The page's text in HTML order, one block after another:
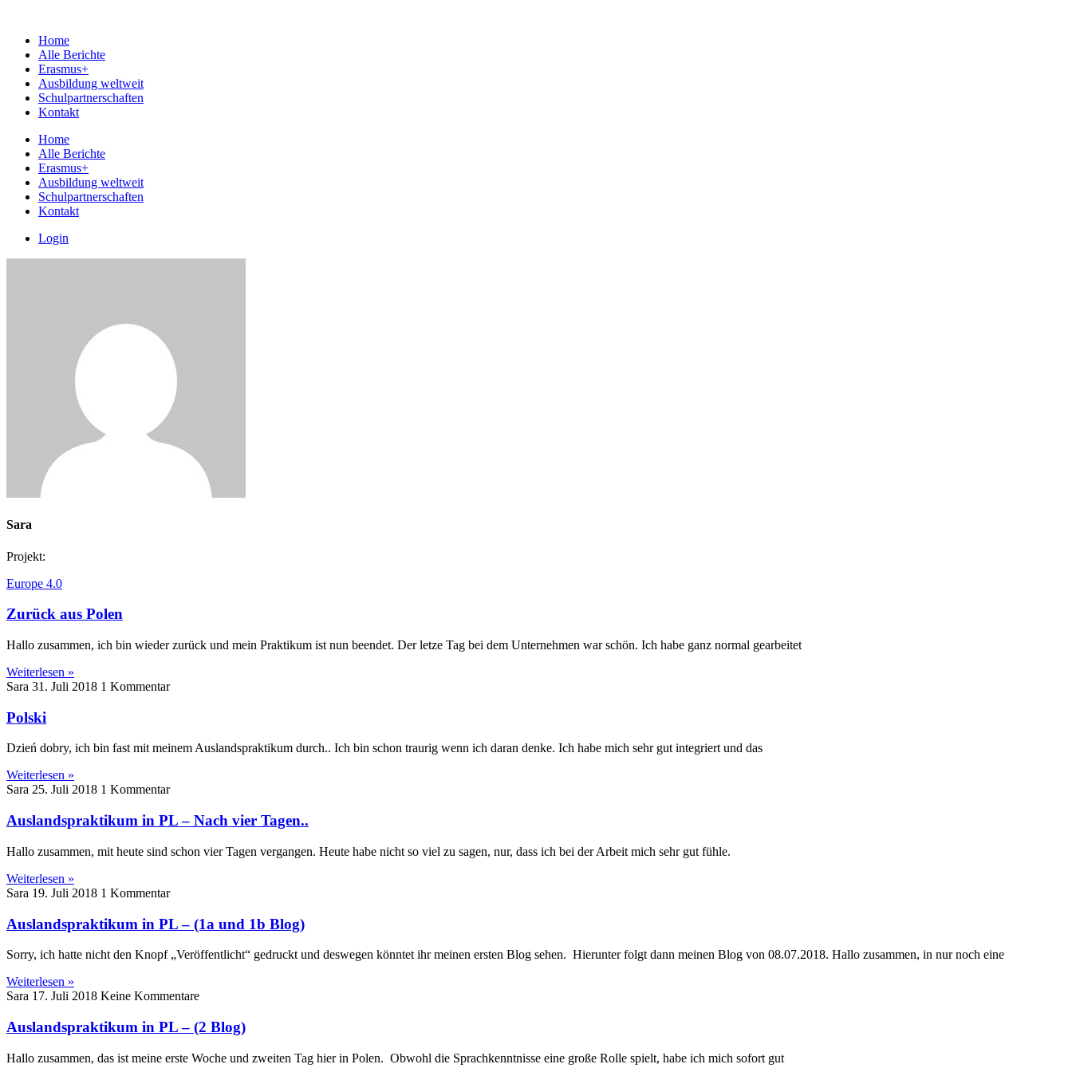
Home
Alle Berichte
Erasmus+
Ausbildung weltweit
Schulpartnerschaften
Kontakt
Home
Alle Berichte
Erasmus+
Ausbildung weltweit
Schulpartnerschaften
Kontakt
Login
Sara
Projekt:
Europe 4.0
Zurück aus Polen
Hallo zusammen, ich bin wieder zurück und mein Praktikum ist nun beendet. Der letze Tag bei dem Unternehmen war schön. Ich habe ganz normal gearbeitet
Weiterlesen »
Sara 31. Juli 2018 1 Kommentar
Polski
Dzień dobry, ich bin fast mit meinem Auslandspraktikum durch.. Ich bin schon traurig wenn ich daran denke. Ich habe mich sehr gut integriert und das
Weiterlesen »
Sara 25. Juli 2018 1 Kommentar
Auslandspraktikum in PL – Nach vier Tagen..
Hallo zusammen, mit heute sind schon vier Tagen vergangen. Heute habe nicht so viel zu sagen, nur, dass ich bei der Arbeit mich sehr gut fühle.
Weiterlesen »
Sara 19. Juli 2018 1 Kommentar
Auslandspraktikum in PL – (1a und 1b Blog)
Sorry, ich hatte nicht den Knopf „Veröffentlicht“ gedruckt und deswegen könntet ihr meinen ersten Blog sehen. Hierunter folgt dann meinen Blog von 08.07.2018. Hallo zusammen, in nur noch eine
Weiterlesen »
Sara 17. Juli 2018 Keine Kommentare
Auslandspraktikum in PL – (2 Blog)
Hallo zusammen, das ist meine erste Woche und zweiten Tag hier in Polen. Obwohl die Sprachkenntnisse eine große Rolle spielt, habe ich mich sofort gut